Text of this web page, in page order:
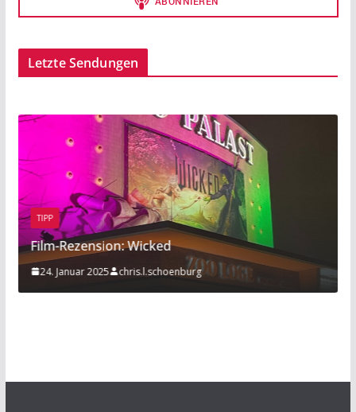
Letzte Sendungen
Rezension: Wicked
Januar 2025 chris.l.schoenburg 20.